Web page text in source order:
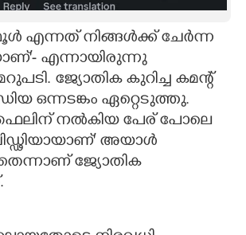
എന്നത് നിങ്ങൾക്ക് ചേർന്ന
എന്നായിരുന്നു
ജ്യോതിക കുറിച്ച കമന്റ്
ഒന്നടങ്കം ഏറ്റെടുത്തു.
നൽകിയ പേര് പോലെ
അയാൾ
ജ്യോതിക